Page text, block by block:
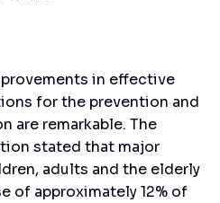
in effective
for the prevention and
are remarkable. The
stated that major
adults and the elderly
of approximately 12% of